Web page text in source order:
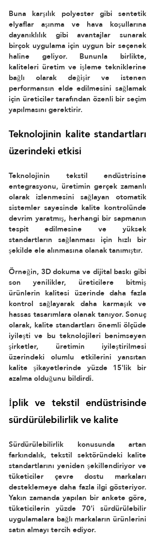
Buna karşılık polyester gibi sentetik
elyaflar aşınma ve hava koşullarına
dayanıklılık gibi avantajlar sunarak
birçok uygulama için uygun bir seçenek
haline geliyor. Bununla birlikte,
kaliteleri üretim ve işleme tekniklerine
bağlı olarak değişir ve istenen
performansın elde edilmesini sağlamak
için üreticiler tarafından özenli bir seçim
yapılmasını gerektirir.
Teknolojinin kalite standartları
üzerindeki etkisi
Teknolojinin tekstil endüstrisine
entegrasyonu, üretimin gerçek zamanlı
olarak izlenmesini sağlayan otomatik
sistemler sayesinde kalite kontrolünde
devrim yaratmış, herhangi bir sapmanın
tespit edilmesine ve yüksek
standartların sağlanması için hızlı bir
şekilde ele alınmasına olanak tanımıştır.
Örneğin, 3D dokuma ve dijital baskı gibi
son yenilikler, üreticilere bitmiş
ürünlerin kalitesi üzerinde daha fazla
kontrol sağlayarak daha karmaşık ve
hassas tasarımlara olanak tanıyor. Sonuç
olarak, kalite standartları önemli ölçüde
iyileşti ve bu teknolojileri benimseyen
şirketler, üretimin iyileştirilmesi
üzerindeki olumlu etkilerini yansıtan
kalite şikayetlerinde yüzde 15'lik bir
azalma olduğunu bildirdi.
İplik ve tekstil endüstrisinde
sürdürülebilirlik ve kalite
Sürdürülebilirlik konusunda artan
farkındalık, tekstil sektöründeki kalite
standartlarını yeniden şekillendiriyor ve
tüketiciler çevre dostu markaları
desteklemeye daha fazla ilgi gösteriyor.
Yakın zamanda yapılan bir ankete göre,
tüketicilerin yüzde 70'i sürdürülebilir
uygulamalara bağlı markaların ürünlerini
satın almayı tercih ediyor.